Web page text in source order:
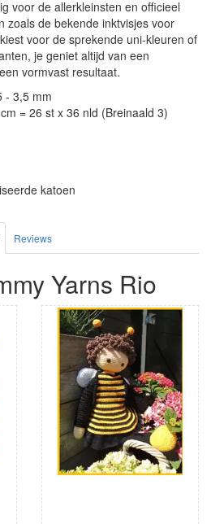
voor de allerkleinsten en officieel
zoals de bekende inktvisjes voor
voor de sprekende uni-kleuren of
je geniet altijd van een
vormvast resultaat.
- 3,5 mm
= 26 st x 36 nld (Breinaald 3)
katoen
Reviews
Yarns Rio